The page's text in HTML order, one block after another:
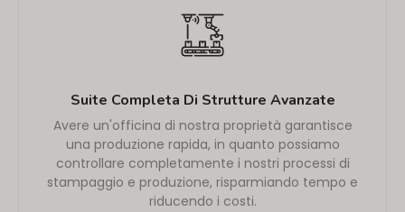
Suite Completa Di Strutture Avanzate
Avere un'officina di nostra proprietà garantisce
una produzione rapida, in quanto possiamo
controllare completamente i nostri processi di
stampaggio e produzione, risparmiando tempo e
riducendo i costi.